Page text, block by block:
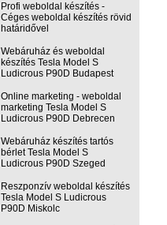
Profi weboldal készítés -
Céges weboldal készítés rövid
határidővel
Webáruház és weboldal
készítés Tesla Model S
Ludicrous P90D Budapest
Online marketing - weboldal
marketing Tesla Model S
Ludicrous P90D Debrecen
Webáruház készítés tartós
bérlet Tesla Model S
Ludicrous P90D Szeged
Reszponzív weboldal készítés
Tesla Model S Ludicrous
P90D Miskolc